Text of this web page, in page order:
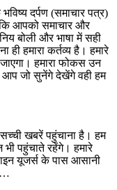
दर्पण (समाचार पत्र)
आपको समाचार और
बोली और भाषा में सही
हमारा कर्तव्य है। हमारे
हमारा फोकस उन
आप जो सुनेंगे देखेंगे वही हम
खबरें पहुंचाना है। हम
पहुंचाते रहेंगे। हमारे
यूजर्स के पास आसानी